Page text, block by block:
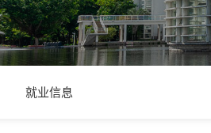
就业信息